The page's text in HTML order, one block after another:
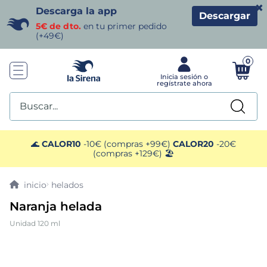
Descarga la app
5€ de dto. en tu primer pedido
(+49€)
Descargar
×
0
Buscar...
🌊 CALOR10 -10€ (compras +99€) CALOR20 -20€
(compras +129€) 🏖️
helados
Naranja helada
Unidad 120 ml
TÉRMINOS MÁS BUSCADOS
1. helados sirena
gambas
3 patatas